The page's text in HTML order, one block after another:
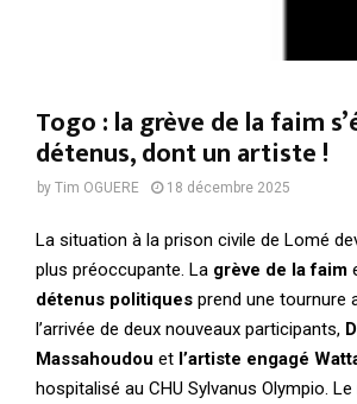
Togo : la grève de la faim
détenus, dont un artiste !
by Tim OGUERE 18 décembre 2025
La situation à la prison civile de Lomé
plus préoccupante. La grève de la faim
détenus politiques prend une tournure
l’arrivée de deux nouveaux participants,
Massahoudou et l’artiste engagé
hospitalisé au CHU Sylvanus Olympio.